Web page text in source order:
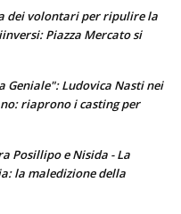
dei volontari per ripulire la
Piazza Mercato si
Geniale": Ludovica Nasti nei
riaprono i casting per
Posillipo e Nisida - La
la maledizione della